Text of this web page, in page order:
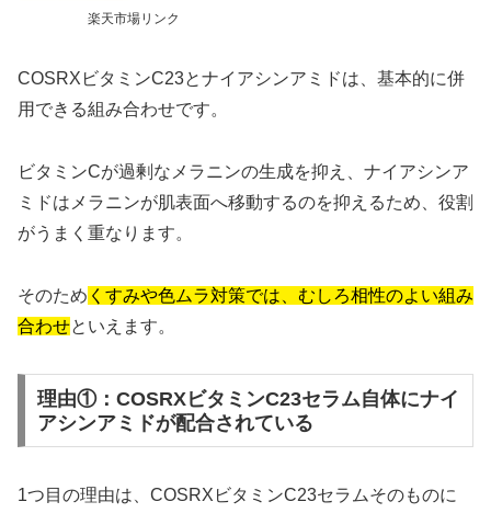
楽天市場リンク
COSRXビタミンC23とナイアシンアミドは、基本的に併
用できる組み合わせです。
ビタミンCが過剰なメラニンの生成を抑え、ナイアシンア
ミドはメラニンが肌表面へ移動するのを抑えるため、役割
がうまく重なります。
そのため くすみや色ムラ対策では、むしろ相性のよい組み
合わせといえます。
理由①：COSRXビタミンC23セラム自体にナイ
アシンアミドが配合されている
1つ目の理由は、COSRXビタミンC23セラムそのものに